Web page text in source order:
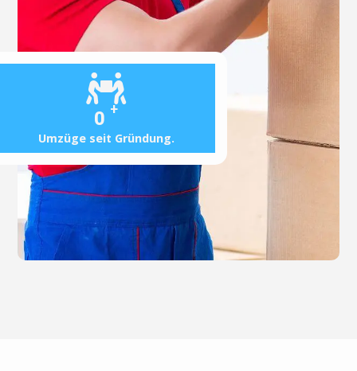
0 +
Umzüge seit Gründung.